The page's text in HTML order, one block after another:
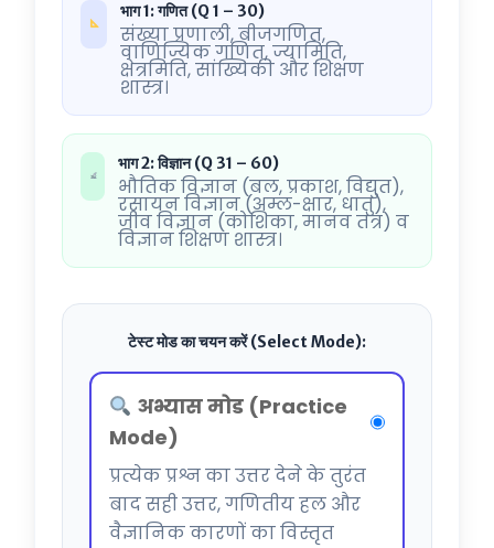
भाग 1: गणित (Q 1 – 30)
संख्या प्रणाली, बीजगणित,
वाणिज्यिक गणित, ज्यामिति,
क्षेत्रमिति, सांख्यिकी और शिक्षण
शास्त्र।
भाग 2: विज्ञान (Q 31 – 60)
भौतिक विज्ञान (बल, प्रकाश, विद्युत),
रसायन विज्ञान (अम्ल-क्षार, धातु),
जीव विज्ञान (कोशिका, मानव तंत्र) व
विज्ञान शिक्षण शास्त्र।
टेस्ट मोड का चयन करें (Select Mode):
अभ्यास मोड (Practice
Mode)
प्रत्येक प्रश्न का उत्तर देने के तुरंत
बाद सही उत्तर, गणितीय हल और
वैज्ञानिक कारणों का विस्तृत